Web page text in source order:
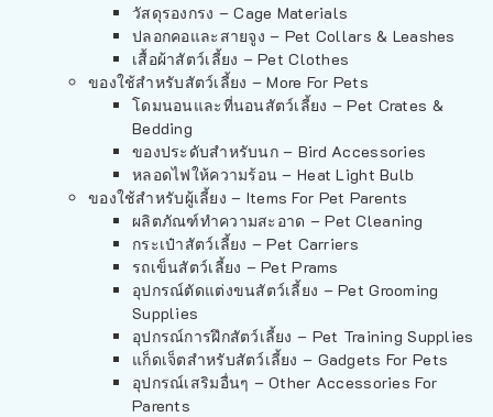
วัสดุรองกรง – Cage Materials
ปลอกคอและสายจูง – Pet Collars & Leashes
เสื้อผ้าสัตว์เลี้ยง – Pet Clothes
ของใช้สำหรับสัตว์เลี้ยง – More For Pets
โดมนอนและที่นอนสัตว์เลี้ยง – Pet Crates &
Bedding
ของประดับสำหรับนก – Bird Accessories
หลอดไฟให้ความร้อน – Heat Light Bulb
ของใช้สำหรับผู้เลี้ยง – Items For Pet Parents
ผลิตภัณฑ์ทำความสะอาด – Pet Cleaning
กระเป๋าสัตว์เลี้ยง – Pet Carriers
รถเข็นสัตว์เลี้ยง – Pet Prams
อุปกรณ์ตัดแต่งขนสัตว์เลี้ยง – Pet Grooming
Supplies
อุปกรณ์การฝึกสัตว์เลี้ยง – Pet Training Supplies
แก็ดเจ็ตสำหรับสัตว์เลี้ยง – Gadgets For Pets
อุปกรณ์เสริมอื่นๆ – Other Accessories For
Parents